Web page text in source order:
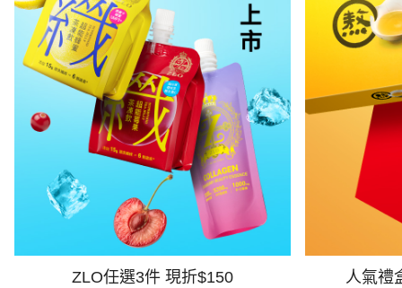
ZLO任選3件 現折$150 人氣禮